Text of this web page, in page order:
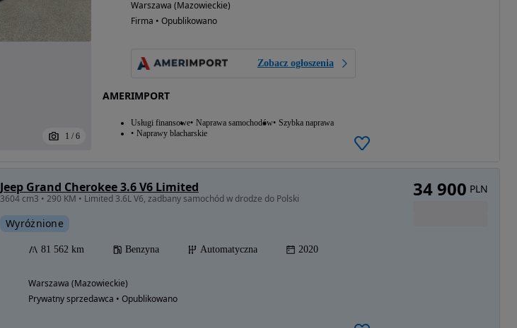
1 / 6
Warszawa (Mazowieckie)
Firma • Opublikowano
Zobacz ogłoszenia
AMERIMPORT
Usługi finansowe Naprawa samochodów Szybka naprawa
Naprawy blacharskie
Jeep Grand Cherokee 3.6 V6 Limited
3604 cm3 • 290 KM • Limited 3.6L V6, zadbany samochód w drodze do Polski
Wyróżnione
81 562 km Benzyna Automatyczna 2020
Warszawa (Mazowieckie)
Prywatny sprzedawca • Opublikowano
34 900 PLN